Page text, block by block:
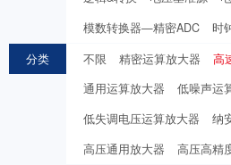
模数转换器—精密ADC
时
分类
不限 精密运算放大器
高
通用运算放大器
低噪声运
低失调电压运算放大器
纳
高压通用放大器
高压高精